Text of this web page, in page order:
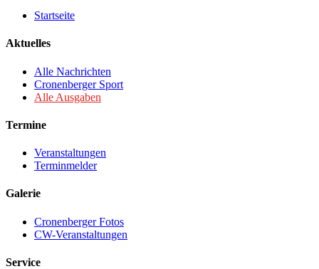
Startseite
Aktuelles
Alle Nachrichten
Cronenberger Sport
Alle Ausgaben
Termine
Veranstaltungen
Terminmelder
Galerie
Cronenberger Fotos
CW-Veranstaltungen
Service